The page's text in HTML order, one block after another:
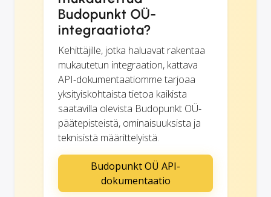
Budopunkt OÜ-
integraatiota?
Kehittäjille, jotka haluavat rakentaa
mukautetun integraation, kattava
API-dokumentaatiomme tarjoaa
yksityiskohtaista tietoa kaikista
saatavilla olevista Budopunkt OÜ-
päätepisteistä, ominaisuuksista ja
teknisistä määrittelyistä.
Budopunkt OÜ API-
dokumentaatio